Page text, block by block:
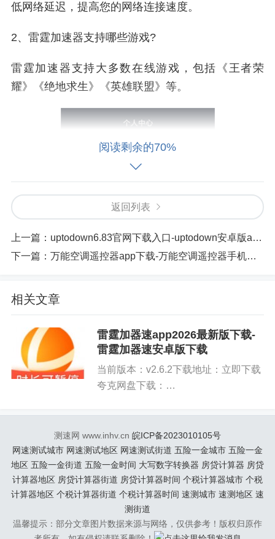
低网络延迟，提高您的网络连接速度。
2、雷霆加速器支持哪些游戏?
雷霆加速器支持大多数在线游戏，包括《王者荣
耀》《绝地求生》《英雄联盟》等。
软件亮点
2、这是喜欢玩海外游戏玩家的福音，还带来了专为
手机游戏玩家设计的加速工具。
3、强大的加速功能和出色的用户体验，优化网络连
接，有效缓解网络延迟的卡顿问题。
阅读剩余的70%
返回列表
上一篇： uptodown6.83官网下载入口-uptodown安卓版app下载最新版
下一篇： 万能空调遥控器app下载-万能空调遥控器手机版下载安装
相关文章
雷霆加器速app2026最新版下载-
雷霆加器速安卓版下载
当前版本：v2.6.2下载地址：立即下载
夸克网盘下载：
度网盘下载：
http://pan.baidu.com/s/1o3elSu_...
测速网 www.inhv.cn 皖ICP备2023010105号
网速测试城市 网速测试地区 网速测试街道 五险一金城市 五险一金
地区 五险一金街道 五险一金时间 大写数字转换器 房贷计算器 房贷
计算器地区 房贷计算器街道 房贷计算器时间 个税计算器城市 个税
计算器地区 个税计算器街道 个税计算器时间 速测城市 速测地区 速
测街道
温馨提示：部分文章图片数据来源与网络，仅供参考！版权归原作